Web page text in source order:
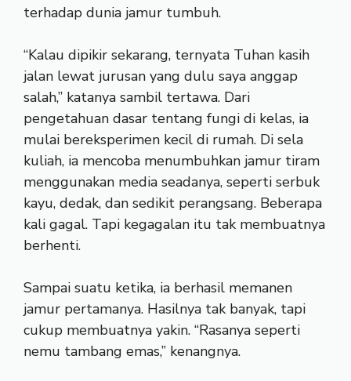
terhadap dunia jamur tumbuh.
“Kalau dipikir sekarang, ternyata Tuhan kasih
jalan lewat jurusan yang dulu saya anggap
salah,” katanya sambil tertawa. Dari
pengetahuan dasar tentang fungi di kelas, ia
mulai bereksperimen kecil di rumah. Di sela
kuliah, ia mencoba menumbuhkan jamur tiram
menggunakan media seadanya, seperti serbuk
kayu, dedak, dan sedikit perangsang. Beberapa
kali gagal. Tapi kegagalan itu tak membuatnya
berhenti.
Sampai suatu ketika, ia berhasil memanen
jamur pertamanya. Hasilnya tak banyak, tapi
cukup membuatnya yakin. “Rasanya seperti
nemu tambang emas,” kenangnya.